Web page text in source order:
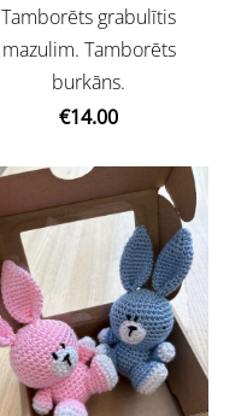
Tamborēts grabulītis
mazulim. Tamborēts
burkāns.
€14.00